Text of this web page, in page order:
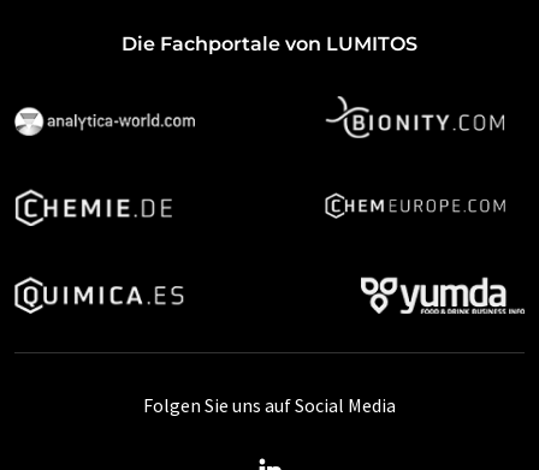
Die Fachportale von LUMITOS
Folgen Sie uns auf Social Media